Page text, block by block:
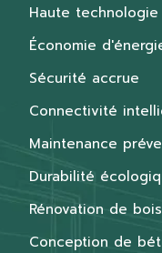
Haute technologie
Économie
Sécurité accrue
Connectivité
Maintenance
Durabilité
Rénovation de bois
Conception de